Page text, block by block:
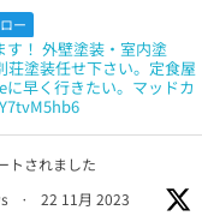
ー
！ 外壁塗装・室内塗
塗装任せ下さい。定食屋
早く行きたい。マッドカ
トされました
· 22 11月 2023